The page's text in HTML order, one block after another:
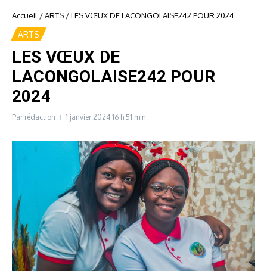
Accueil /ARTS /LES VŒUX DE LACONGOLAISE242 POUR 2024
ARTS
LES VŒUX DE
LACONGOLAISE242 POUR
2024
Par rédaction 1 janvier 2024 16 h 51 min